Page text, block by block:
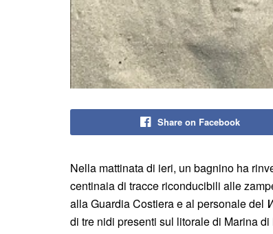
Share on Facebook
Nella mattinata di ieri, un bagnino ha
centinaia di tracce riconducibili alle
alla Guardia Costiera e al personale del
di tre nidi presenti sul litorale di Marina di